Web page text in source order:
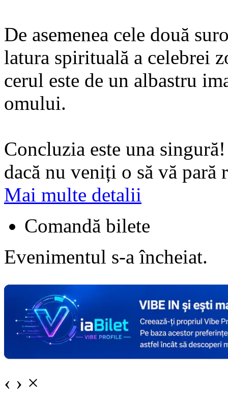
De asemenea cele două
latura spirituală a celebrei
cerul este de un albastru
omului.
Concluzia este una
dacă nu veniți o să vă pară
Mai multe detalii
Comandă bilete
Evenimentul s-a încheiat.
‹ › ×